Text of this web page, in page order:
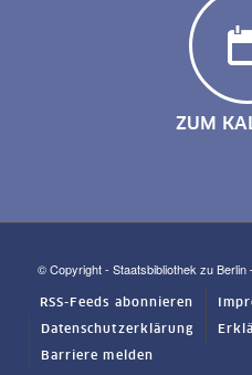
ZUM
© Copyright - Staatsbibliothek zu
RSS-Feeds abonnieren
Datenschutzerklärung
Barriere melden